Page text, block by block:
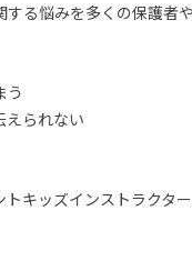
る悩みを多くの保護者
う
えられない
キッズインストラクター